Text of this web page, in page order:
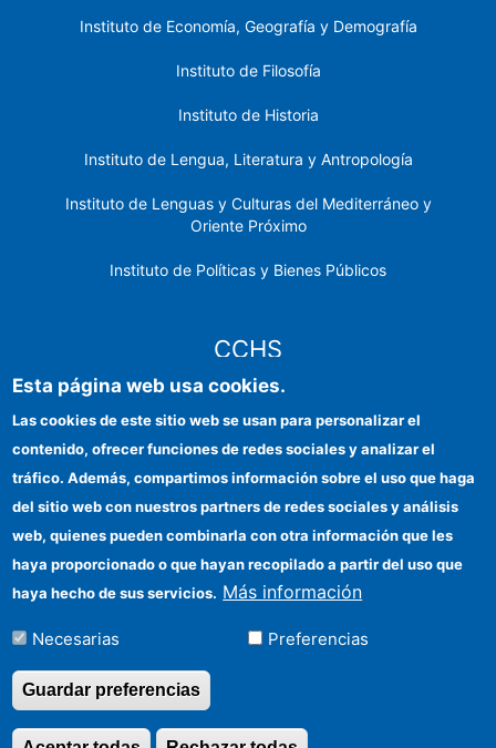
Instituto de Economía, Geografía y Demografía
Instituto de Filosofía
Instituto de Historia
Instituto de Lengua, Literatura y Antropología
Instituto de Lenguas y Culturas del Mediterráneo y
Oriente Próximo
Instituto de Políticas y Bienes Públicos
CCHS
Identidad institucional
Ayudas FEDER
Organismos financiadores
Contacto
Cómo llegar
Esta página web usa cookies.
Las cookies de este sitio web se usan para personalizar el
contenido, ofrecer funciones de redes sociales y analizar el
tráfico. Además, compartimos información sobre el uso que haga
del sitio web con nuestros partners de redes sociales y análisis
web, quienes pueden combinarla con otra información que les
haya proporcionado o que hayan recopilado a partir del uso que
haya hecho de sus servicios. Más información
Necesarias Preferencias
Guardar preferencias